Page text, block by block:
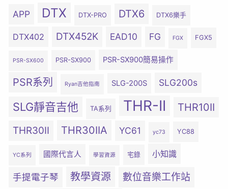
APP DTX DTX-PRO DTX6 DTX6樂手
DTX402 DTX452K EAD10 FG FGX FGX5
PSR-SX600 PSR-SX900 PSR-SX900簡易操作
PSR系列 Ryan吉他指南 SLG-200S SLG200s
SLG靜音吉他 TA系列 THR-II THR10II
THR30II THR30IIA YC61 yc73 YC88
YC系列 國際代言人 學習資源 宅錄 小知識
手提電子琴 教學資源 數位音樂工作站